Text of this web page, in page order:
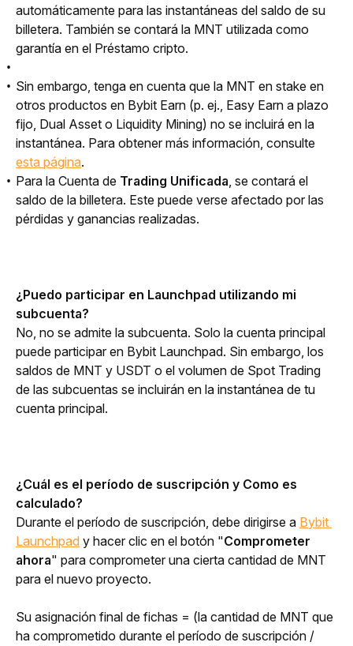
automáticamente para las instantáneas del saldo de su
billetera. También se contará la MNT utilizada como
garantía en el Préstamo cripto.
Sin embargo, tenga en cuenta que la MNT en stake en
otros productos en Bybit Earn (p. ej., Easy Earn a plazo
fijo, Dual Asset o Liquidity Mining) no se incluirá en la
instantánea. Para obtener más información, consulte
esta página.
Para la Cuenta de Trading Unificada, se contará el
saldo de la billetera. Este puede verse afectado por las
pérdidas y ganancias realizadas.
¿Puedo participar en Launchpad utilizando mi
subcuenta?
No, no se admite la subcuenta. Solo la cuenta principal
puede participar en Bybit Launchpad. Sin embargo, los
saldos de MNT y USDT o el volumen de Spot Trading
de las subcuentas se incluirán en la instantánea de tu
cuenta principal.
¿Cuál es el período de suscripción y Como es
calculado?
Durante el período de suscripción, debe dirigirse a Bybit
Launchpad y hacer clic en el botón "Comprometer
ahora" para comprometer una cierta cantidad de MNT
para el nuevo proyecto.
Su asignación final de fichas = (la cantidad de MNT que
ha comprometido durante el período de suscripción /